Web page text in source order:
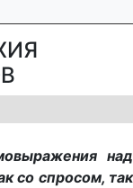
над
со спросом, так